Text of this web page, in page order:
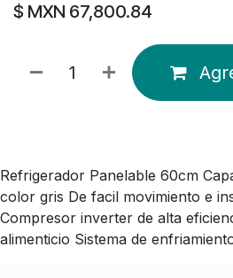
$ MXN 67,800.84
Refrigerador Panelable 60cm
color gris De facil movimiento e
Compresor inverter de alta
alimenticio Sistema de